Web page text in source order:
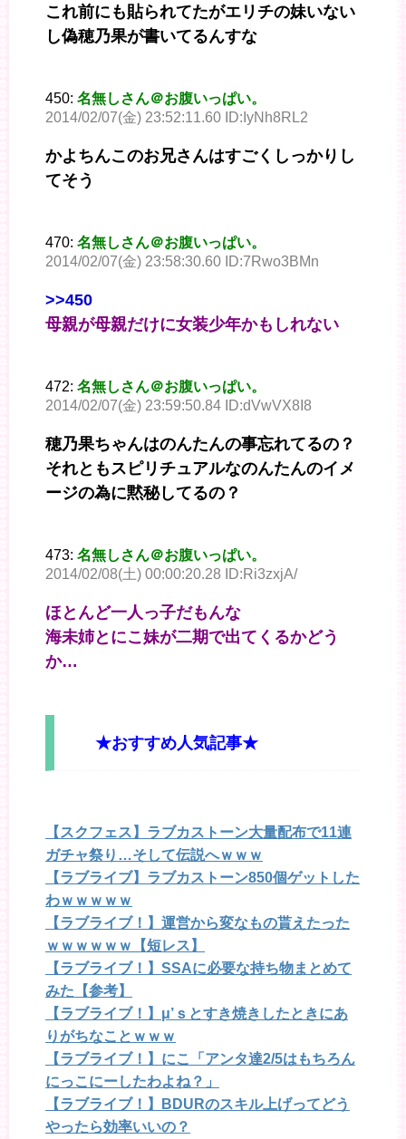
これ前にも貼られてたがエリチの妹いない
し偽穂乃果が書いてるんすな
450: 名無しさん＠お腹いっぱい。
2014/02/07(金) 23:52:11.60 ID:IyNh8RL2
かよちんこのお兄さんはすごくしっかりし
てそう
470: 名無しさん＠お腹いっぱい。
2014/02/07(金) 23:58:30.60 ID:7Rwo3BMn
>>450
母親が母親だけに女装少年かもしれない
472: 名無しさん＠お腹いっぱい。
2014/02/07(金) 23:59:50.84 ID:dVwVX8I8
穂乃果ちゃんはのんたんの事忘れてるの？
それともスピリチュアルなのんたんのイメ
ージの為に黙秘してるの？
473: 名無しさん＠お腹いっぱい。
2014/02/08(土) 00:00:20.28 ID:Ri3zxjA/
ほとんど一人っ子だもんな
海未姉とにこ妹が二期で出てくるかどう
か…
★おすすめ人気記事★
【スクフェス】ラブカストーン大量配布で11連
ガチャ祭り…そして伝説へｗｗｗ
【ラブライブ】ラブカストーン850個ゲットした
わｗｗｗｗｗ
【ラブライブ！】運営から変なもの貰えたった
ｗｗｗｗｗｗ【短レス】
【ラブライブ！】SSAに必要な持ち物まとめて
みた【参考】
【ラブライブ！】μ’ｓとすき焼きしたときにあ
りがちなことｗｗｗ
【ラブライブ！】にこ「アンタ達2/5はもちろん
にっこにーしたわよね？」
【ラブライブ！】BDURのスキル上げってどう
やったら効率いいの？